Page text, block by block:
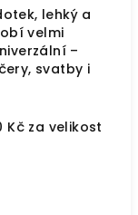
lehký a
velmi
–
svatby i
Kč za velikost